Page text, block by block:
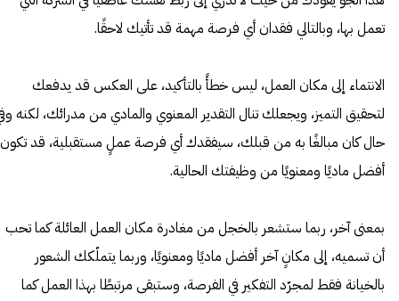
تعمل بها، وبالتالي فقدان أي فرصة مهمة قد تأتيك لاحقًا.
الانتماء إلى مكان العمل، ليس خطأً بالتأكيد، على العكس قد يدفعك
لتحقيق التميز، ويجعلك تنال التقدير المعنوي والمادي من مدرائك، لكنه
حال كان مبالغًا به من قبلك، سيفقدك أي فرصة عملٍ مستقبلية، قد تكون
أفضل ماديًا ومعنويًا من وظيفتك الحالية.
بمعنى آخر، ربما ستشعر بالخجل من مغادرة مكان العمل العائلة كما تحب
أن تسميه، إلى مكانٍ آخر أفضل ماديًا ومعنويًا، وربما يتملّكك الشعور
بالخيانة فقط لمجرّد التفكير في الفرصة، وستبقى مرتبطًا بهذا العمل كما